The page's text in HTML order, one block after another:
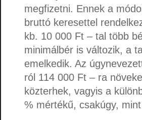
megfizetni. Ennek a
bruttó keresettel
kb. 10 000 Ft – tal több
minimálbér is változik, a
emelkedik. Az
ról 114 000 Ft – ra
közterhek, vagyis a
% mértékű, csakúgy,